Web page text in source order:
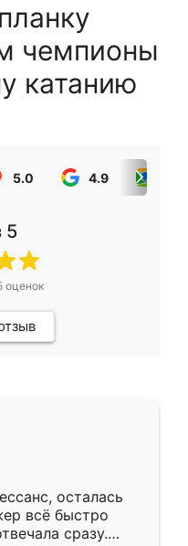
чемпионы
катанию
5.0 4.9
5
оценок
осталась
всё быстро
сразу.